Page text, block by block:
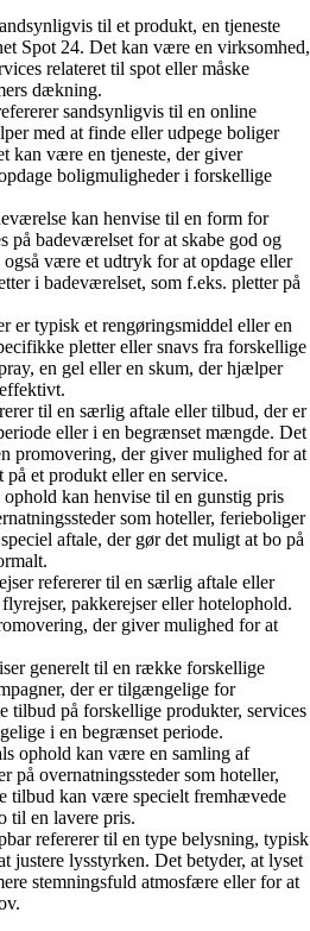
til et produkt, en tjeneste
Spot 24. Det kan være en virksomhed,
relateret til spot eller måske
dækning.
sandsynligvis til en online
med at finde eller udpege boliger
kan være en tjeneste, der giver
boligmuligheder i forskellige
kan henvise til en form for
på badeværelset for at skabe god og
være et udtryk for at opdage eller
i badeværelset, som f.eks. pletter på
er typisk et rengøringsmiddel eller en
pletter eller snavs fra forskellige
en gel eller en skum, der hjælper
til en særlig aftale eller tilbud, der er
eller i en begrænset mængde. Det
promovering, der giver mulighed for at
på et produkt eller en service.
kan henvise til en gunstig pris
som hoteller, ferieboliger
aftale, der gør det muligt at bo på
refererer til en særlig aftale eller
pakkerejser eller hotelophold.
der giver mulighed for at
generelt til en række forskellige
der er tilgængelige for
tilbud på forskellige produkter, services
i en begrænset periode.
ophold kan være en samling af
på overnatningssteder som hoteller,
tilbud kan være specielt fremhævede
til en lavere pris.
refererer til en type belysning, typisk
justere lysstyrken. Det betyder, at lyset
stemningsfuld atmosfære eller for at